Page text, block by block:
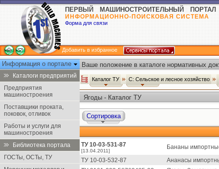
ПЕРВЫЙ МАШИНОСТРОИТЕЛЬНЫЙ ПОРТАЛ
ИНФОРМАЦИОННО-ПОИСКОВАЯ СИСТЕМА
Форма для связи
Добавить в избранное
Информация о портале
Каталоги предприятий
Предприятия
машиностроения
Поставщики проката,
поковок, отливок
Работы и услуги для
машиностроения
Библиотека портала
ГОСТы, ОСТы, ТУ
Ваше положение в каталоге нормативных
Каталог ТУ С: Сельское и лесное хозяйство
Ягоды - Каталог ТУ
Сортировка
ТУ 10-03-531-87
[13.04.2011]
Бананы
ТУ 10-03-532-87
Ананасы